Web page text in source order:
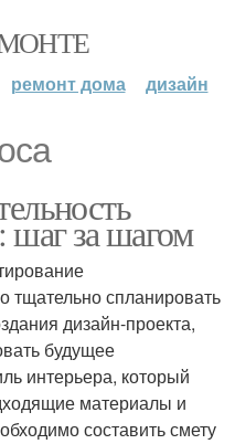
ремонт дома дизайн
шаг за шагом
спланировать
дизайн-проекта,
будущее
интерьера, который
материалы и
составить смету